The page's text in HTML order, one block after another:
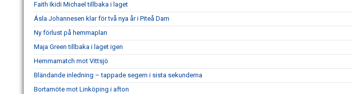
Faith Ikidi Michael tillbaka i laget
Ásla Johannesen klar för två nya år i Piteå Dam
Ny förlust på hemmaplan
Maja Green tillbaka i laget igen
Hemmamatch mot Vittsjö
Bländande inledning – tappade segern i sista sekunderna
Bortamöte mot Linköping i afton